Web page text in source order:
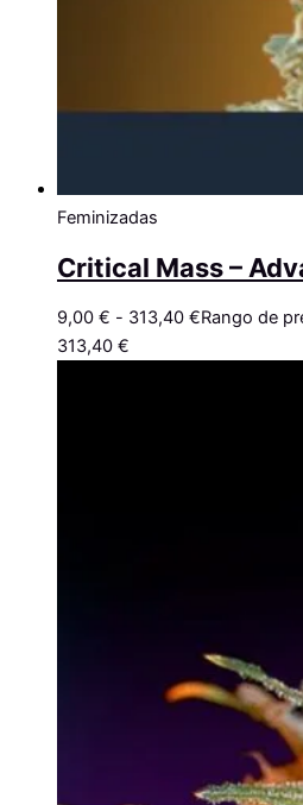
Feminizadas
Critical Mass –
9,00 € - 313,40 €Rango de
313,40 €